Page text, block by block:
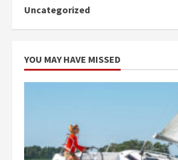
Uncategorized
YOU MAY HAVE MISSED